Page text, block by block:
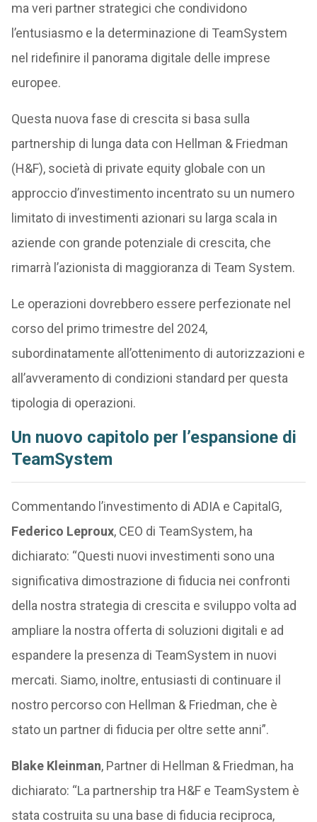
ma veri partner strategici che condividono
l’entusiasmo e la determinazione di TeamSystem
nel ridefinire il panorama digitale delle imprese
europee.
Questa nuova fase di crescita si basa sulla
partnership di lunga data con Hellman & Friedman
(H&F), società di private equity globale con un
approccio d’investimento incentrato su un numero
limitato di investimenti azionari su larga scala in
aziende con grande potenziale di crescita, che
rimarrà l’azionista di maggioranza di Team System.
Le operazioni dovrebbero essere perfezionate nel
corso del primo trimestre del 2024,
subordinatamente all’ottenimento di autorizzazioni e
all’avveramento di condizioni standard per questa
tipologia di operazioni.
Un nuovo capitolo per l’espansione di
TeamSystem
Commentando l’investimento di ADIA e CapitalG,
Federico Leproux, CEO di TeamSystem, ha
dichiarato: “Questi nuovi investimenti sono una
significativa dimostrazione di fiducia nei confronti
della nostra strategia di crescita e sviluppo volta ad
ampliare la nostra offerta di soluzioni digitali e ad
espandere la presenza di TeamSystem in nuovi
mercati. Siamo, inoltre, entusiasti di continuare il
nostro percorso con Hellman & Friedman, che è
stato un partner di fiducia per oltre sette anni”.
Blake Kleinman, Partner di Hellman & Friedman, ha
dichiarato: “La partnership tra H&F e TeamSystem è
stata costruita su una base di fiducia reciproca,